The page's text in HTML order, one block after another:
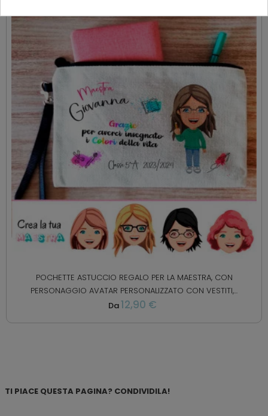
POCHETTE ASTUCCIO REGALO PER LA MAESTRA, CON
PERSONAGGIO AVATAR PERSONALIZZATO CON VESTITI,...
Da12,90 €
TI PIACE QUESTA PAGINA? CONDIVIDILA!